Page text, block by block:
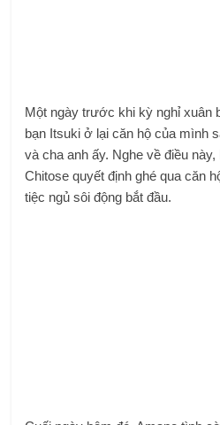
Một ngày trước khi kỳ nghỉ xuân
bạn Itsuki ở lại căn hộ của mình
và cha anh ấy. Nghe về điều
Chitose quyết định ghé qua căn
tiệc ngủ sôi động bắt đầu.